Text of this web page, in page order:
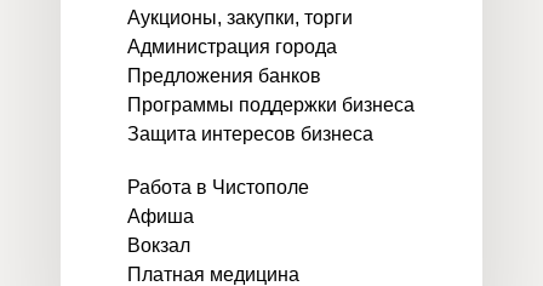
Аукционы, закупки, торги
Администрация города
Предложения банков
Программы поддержки бизнеса
Защита интересов бизнеса
Работа в Чистополе
Афиша
Вокзал
Платная медицина